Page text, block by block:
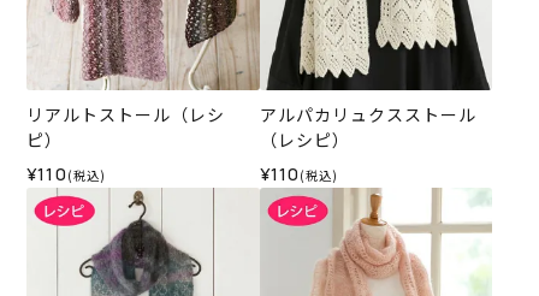
リアルトストール（レシ
ピ）
¥110 (税込)
アルパカリュクスストール
（レシピ）
¥110 (税込)